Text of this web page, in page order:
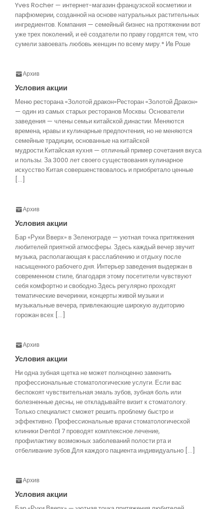
Yves Rocher — интернет-магазин французской косметики и
парфюмерии, созданной на основе натуральных растительных
ингредиентов. Компания — семейный бизнес на протяжении вот
уже трех поколений, и её создатели по праву гордятся тем, что
сумели завоевать любовь женщин по всему миру.* Ив Роше
Архив
Условия акции
Меню ресторана «Золотой дракон»Ресторан «Золотой Дракон»
— один из самых старых ресторанов Москвы. Основатели
заведения — члены семьи китайской династии. Меняются
времена, нравы и кулинарные предпочтения, но не меняются
семейные традиции, основанные на китайской
мудрости.Китайская кухня — отличный пример сочетания вкуса
и пользы. За 3000 лет своего существования кулинарное
искусство Китая совершенствовалось и приобретало ценные
[…]
Архив
Условия акции
Бар «Руки Вверх» в Зеленограде — уютная точка притяжения
любителей приятной атмосферы. Здесь каждый вечер звучит
музыка, располагающая к расслаблению и отдыху после
насыщенного рабочего дня. Интерьер заведения выдержан в
современном стиле, благодаря этому посетители чувствуют
себя комфортно и свободно.Здесь регулярно проходят
тематические вечеринки, концерты живой музыки и
музыкальные вечера, привлекающие широкую аудиторию
горожан всех […]
Архив
Условия акции
Ни одна зубная щетка не может полноценно заменить
профессиональные стоматологические услуги. Если вас
беспокоят чувствительная эмаль зубов, зубная боль или
болезненные десны, не откладывайте визит к стоматологу.
Только специалист сможет решить проблему быстро и
эффективно. Профессиональные врачи стоматологической
клиники Dental 7 проводят комплексное лечение,
профилактику возможных заболеваний полости рта и
отбеливание зубов.Для каждого пациента индивидуально […]
Архив
Условия акции